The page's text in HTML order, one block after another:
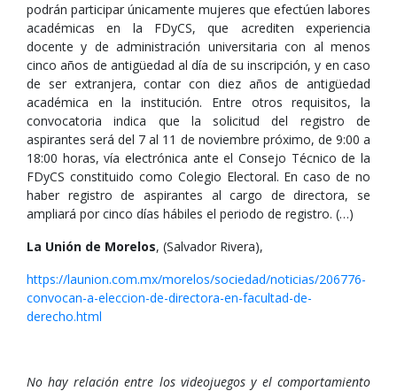
podrán participar únicamente mujeres que efectúen labores
académicas en la FDyCS, que acrediten experiencia
docente y de administración universitaria con al menos
cinco años de antigüedad al día de su inscripción, y en caso
de ser extranjera, contar con diez años de antigüedad
académica en la institución. Entre otros requisitos, la
convocatoria indica que la solicitud del registro de
aspirantes será del 7 al 11 de noviembre próximo, de 9:00 a
18:00 horas, vía electrónica ante el Consejo Técnico de la
FDyCS constituido como Colegio Electoral. En caso de no
haber registro de aspirantes al cargo de directora, se
ampliará por cinco días hábiles el periodo de registro. (…)
La Unión de Morelos, (Salvador Rivera),
https://launion.com.mx/morelos/sociedad/noticias/206776-
convocan-a-eleccion-de-directora-en-facultad-de-
derecho.html
No hay relación entre los videojuegos y el comportamiento